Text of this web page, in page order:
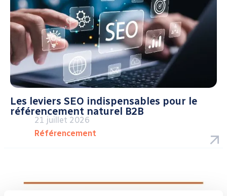
Les leviers SEO indispensables pour le
référencement naturel B2B
21 juillet 2026
Référencement